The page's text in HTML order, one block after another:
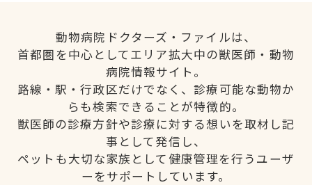
動物病院ドクターズ・ファイルは、
首都圏を中心としてエリア拡大中の獣医師・動物
病院情報サイト。
路線・駅・行政区だけでなく、診療可能な動物か
らも検索できることが特徴的。
獣医師の診療方針や診療に対する想いを取材し記
事として発信し、
ペットも大切な家族として健康管理を行うユーザ
ーをサポートしています。